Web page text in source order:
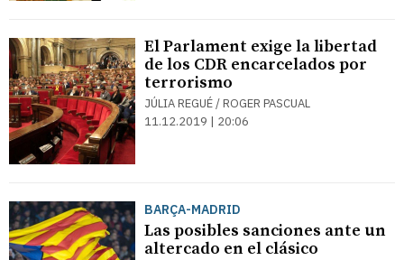
El Parlament exige la libertad
de los CDR encarcelados por
terrorismo
JÚLIA REGUÉ / ROGER PASCUAL
11.12.2019 | 20:06
BARÇA-MADRID
Las posibles sanciones ante un
altercado en el clásico